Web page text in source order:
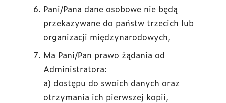
Pani/Pana dane osobowe nie będą
przekazywane do państw trzecich lub
organizacji międzynarodowych,
Ma Pani/Pan prawo żądania od
Administratora:
a) dostępu do swoich danych oraz
otrzymania ich pierwszej kopii,